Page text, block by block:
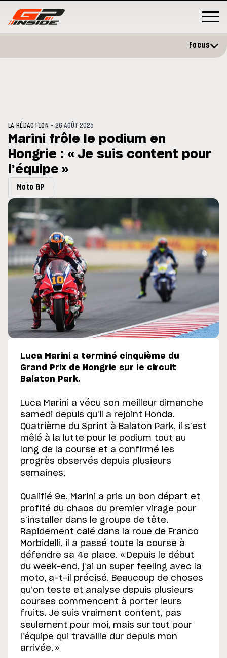
: Horaires et
du GP de Grande-
MOTO GP
Focus
LA RÉDACTION -26 AOÛT 2025
Marini frôle le podium en
Hongrie : « Je suis content pour
l’équipe »
Moto GP
Luca Marini a terminé cinquième du
Grand Prix de Hongrie sur le circuit
Balaton Park.
Luca Marini a vécu son meilleur dimanche
samedi depuis qu’il a rejoint Honda.
Quatrième du Sprint à Balaton Park, il s’est
mêlé à la lutte pour le podium tout au
long de la course et a confirmé les
progrès observés depuis plusieurs
semaines.
Qualifié 9e, Marini a pris un bon départ et
profité du chaos du premier virage pour
s’installer dans le groupe de tête.
Rapidement calé dans la roue de Franco
Morbidelli, il a passé toute la course à
défendre sa 4e place. « Depuis le début
du week-end, j’ai un super feeling avec la
moto, a-t-il précisé. Beaucoup de choses
qu’on teste et analyse depuis plusieurs
courses commencent à porter leurs
fruits. Je suis vraiment content, pas
seulement pour moi, mais surtout pour
l’équipe qui travaille dur depuis mon
arrivée. »